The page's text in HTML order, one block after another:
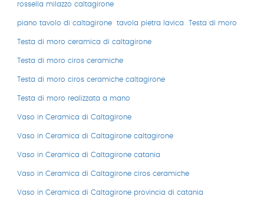
rossella milazzo caltagirone
piano tavolo di caltagirone tavola pietra lavica Testa di moro
Testa di moro ceramica di caltagirone
Testa di moro ciros ceramiche
Testa di moro ciros ceramiche caltagirone
Testa di moro realizzata a mano
Vaso in Ceramica di Caltagirone
Vaso in Ceramica di Caltagirone caltagirone
Vaso in Ceramica di Caltagirone catania
Vaso in Ceramica di Caltagirone ciros ceramiche
Vaso in Ceramica di Caltagirone provincia di catania